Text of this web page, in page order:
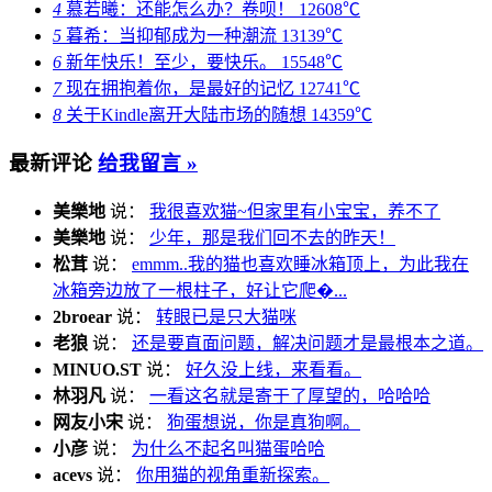
4 慕若曦：还能怎么办？卷呗！ 12608℃
5 暮希：当抑郁成为一种潮流 13139℃
6 新年快乐！至少，要快乐。 15548℃
7现在拥抱着你，是最好的记忆 12741℃
8 关于Kindle离开大陆市场的随想 14359℃
最新评论 给我留言 »
美樂地 说： 我很喜欢猫~但家里有小宝宝，养不了
美樂地 说： 少年，那是我们回不去的昨天！
松茸 说： emmm..我的猫也喜欢睡冰箱顶上，为此我在
冰箱旁边放了一根柱子，好让它爬�...
2broear 说： 转眼已是只大猫咪
老狼 说： 还是要直面问题，解决问题才是最根本之道。
MINUO.ST 说： 好久没上线，来看看。
林羽凡 说： 一看这名就是寄于了厚望的，哈哈哈
网友小宋 说： 狗蛋想说，你是真狗啊。
小彦 说： 为什么不起名叫猫蛋哈哈
acevs 说： 你用猫的视角重新探索。